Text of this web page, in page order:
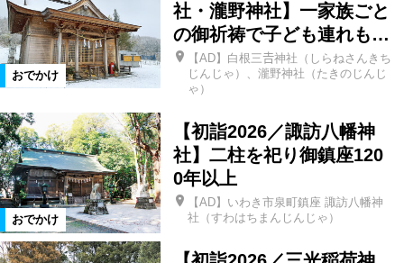
カテゴリ
特産品 アウトドア 温泉
花スポット 公園 体験
史跡名勝 遊園地 テーマパーク
水族館 街歩き グルメ
おでかけ
社・瀧野神社】一家族ごと
の御祈祷で子ども連れも…
【AD】白根三𠮷神社（しらねさんきち
じんじゃ）、瀧野神社（たきのじんじ
ゃ）
おでかけ
【初詣2026／諏訪八幡神
社】二柱を祀り御鎮座120
0年以上
【AD】いわき市泉町鎮座 諏訪八幡神
社（すわはちまんじんじゃ）